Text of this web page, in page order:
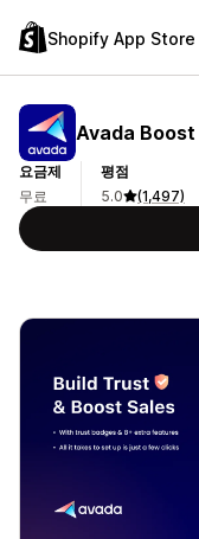
Shopify App Store
Avada
요금제
무료
평점
5.0
(1,497)